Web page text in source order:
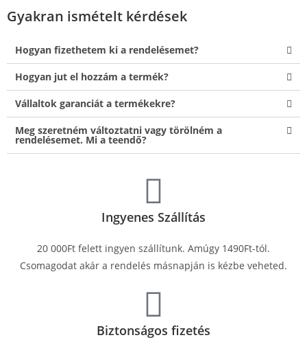
Gyakran ismételt kérdések
Hogyan fizethetem ki a rendelésemet?
Hogyan jut el hozzám a termék?
Vállaltok garanciát a termékekre?
Meg szeretném változtatni vagy törölném a
rendelésemet. Mi a teendő?
Ingyenes Szállítás
20 000Ft felett ingyen szállítunk. Amúgy 1490Ft-tól.
Csomagodat akár a rendelés másnapján is kézbe veheted.
Biztonságos fizetés